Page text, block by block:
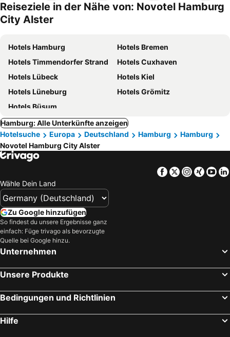
Reiseziele in der Nähe von: Novotel Hamburg
City Alster
Hotels Hamburg
Hotels Bremen
Hotels Timmendorfer Strand
Hotels Cuxhaven
Hotels Lübeck
Hotels Kiel
Hotels Lüneburg
Hotels Grömitz
Hotels Büsum
Hamburg: Alle Unterkünfte anzeigen
Hotelsuche
Europa Deutschland Hamburg
Hamburg
Novotel Hamburg City Alster
Facebook
TwitterXing
Wähle Dein Land
Zu Google hinzufügen
So findest du unsere Ergebnisse ganz
einfach: Füge trivago als bevorzugte
Quelle bei Google hinzu.
Unternehmen
Unsere Produkte
Bedingungen und Richtlinien
Hilfe